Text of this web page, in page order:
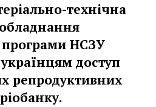
технічна
програми НСЗУ
доступ
репродуктивних